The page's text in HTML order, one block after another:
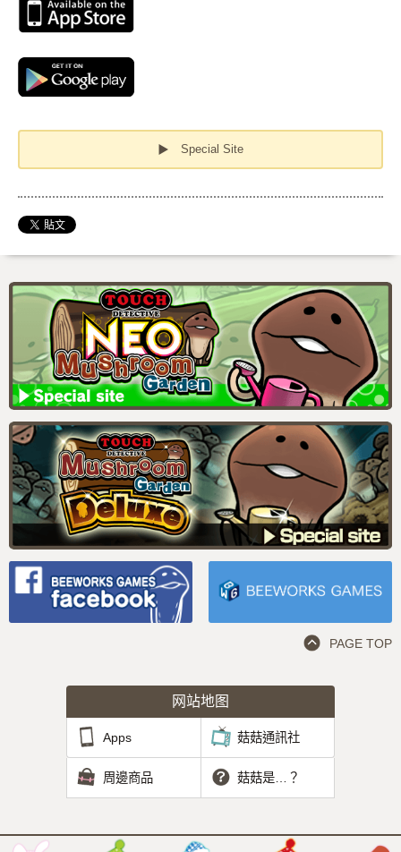
▶ Special Site
PAGE TOP
网站地图
Apps 菇菇通訊社
周邊商品 菇菇是…？